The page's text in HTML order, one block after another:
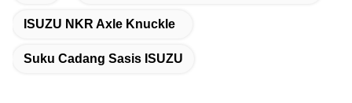
ISUZU NKR Axle Knuckle
Suku Cadang Sasis ISUZU